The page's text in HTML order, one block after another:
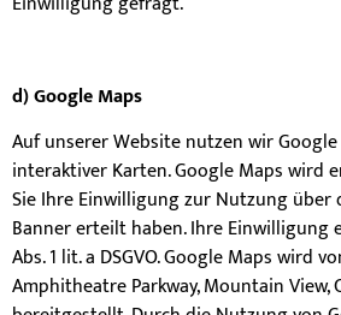
d) Google Maps
Auf unserer Website nutzen wir
interaktiver Karten. Google Maps wird
Sie Ihre Einwilligung zur Nutzung über
Banner erteilt haben. Ihre Einwilligung
Abs. 1 lit. a DSGVO. Google Maps wird
Amphitheatre Parkway, Mountain View,